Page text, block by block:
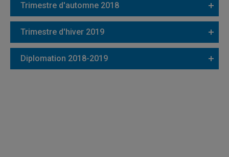
Trimestre d'automne 2018
Trimestre d'hiver 2019
Diplomation 2018-2019